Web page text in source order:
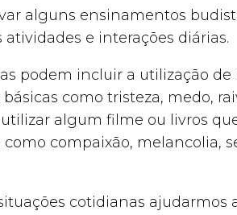
alguns ensinamentos
atividades e interações diárias.
podem incluir a utilização
como tristeza, medo,
algum filme ou livros
compaixão, melancolia,
cotidianas ajudarmos